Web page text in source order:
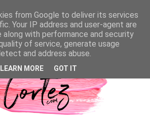
from Google to deliver its services
Your IP address and user-agent are
along with performance and security
of service, generate usage
and address abuse.
LEARN MORE GOT IT